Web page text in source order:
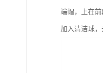
端帽，上在
加入清洁球，